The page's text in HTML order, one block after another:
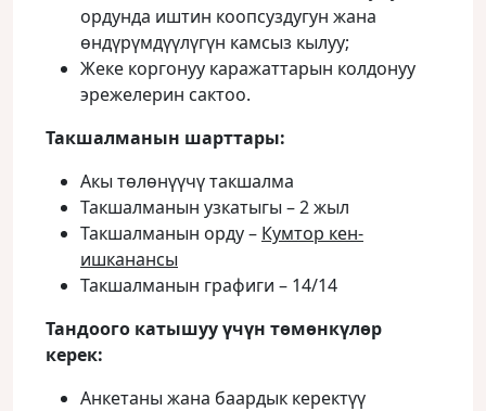
ордунда иштин коопсуздугун жана
өндүрүмдүүлүгүн камсыз кылуу;
Жеке коргонуу каражаттарын колдонуу
эрежелерин сактоо.
Такшалманын шарттары:
Акы төлөнүүчү такшалма
Такшалманын узкатыгы – 2 жыл
Такшалманын орду – Кумтор кен-
ишканансы
Такшалманын графиги – 14/14
Тандоого катышуу үчүн төмөнкүлөр
керек:
Анкетаны жана баардык керектүү